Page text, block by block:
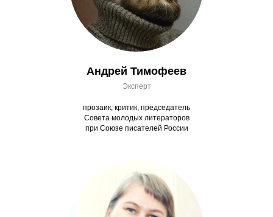
Андрей Тимофеев
Эксперт
прозаик, критик, председатель
Совета молодых литераторов
при Союзе писателей России